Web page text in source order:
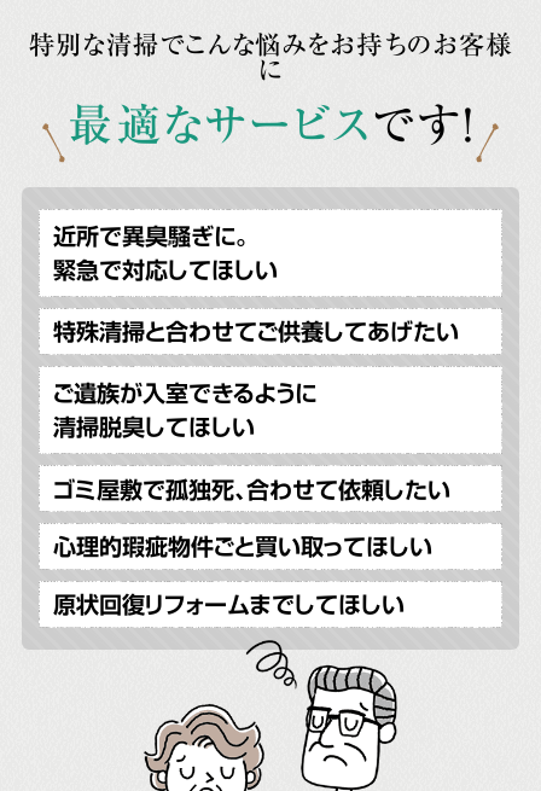
特別な清掃でこんな悩みをお持ちのお客様
に
最適なサービスです!
近所で異臭騒ぎに。
緊急で対応してほしい
特殊清掃と合わせてご供養してあげたい
ご遺族が入室できるように
清掃脱臭してほしい
ゴミ屋敷で孤独死、合わせて依頼したい
心理的瑕疵物件ごと買い取ってほしい
原状回復リフォームまでしてほしい